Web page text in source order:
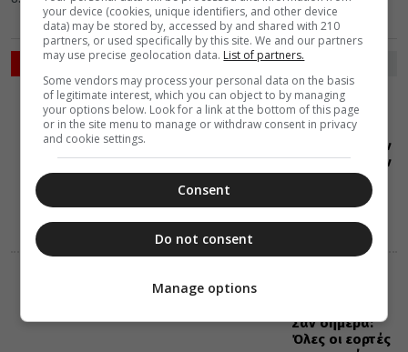
ΡΟΗ ΕΙΔΗΣΕΩΝ
ΔΙΑΛΟΓΟΣ
ΕΛΛΑΔΑ
07 Αυγούστου 2026
0:36
Διδαχές για την
προσευχή στην
αθωνική γη
Σαν σήμερα:
Όλες οι εορτές
your device (cookies, unique identifiers, and other device
data) may be stored by, accessed by and shared with 210
partners, or used specifically by this site. We and our partners
may use precise geolocation data. List of partners.
Some vendors may process your personal data on the basis
of legitimate interest, which you can object to by managing
your options below. Look for a link at the bottom of this page
or in the site menu to manage or withdraw consent in privacy
and cookie settings.
Consent
Do not consent
Manage options